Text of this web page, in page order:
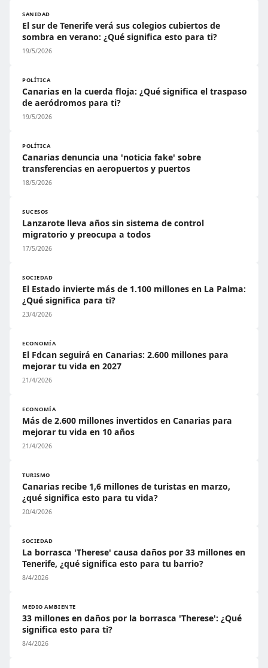
SANIDAD
El sur de Tenerife verá sus colegios cubiertos de
sombra en verano: ¿Qué significa esto para ti?
19/5/2026
POLÍTICA
Canarias en la cuerda floja: ¿Qué significa el traspaso
de aeródromos para ti?
19/5/2026
POLÍTICA
Canarias denuncia una 'noticia fake' sobre
transferencias en aeropuertos y puertos
18/5/2026
SUCESOS
Lanzarote lleva años sin sistema de control
migratorio y preocupa a todos
17/5/2026
SOCIEDAD
El Estado invierte más de 1.100 millones en La Palma:
¿Qué significa para ti?
23/4/2026
ECONOMÍA
El Fdcan seguirá en Canarias: 2.600 millones para
mejorar tu vida en 2027
21/4/2026
ECONOMÍA
Más de 2.600 millones invertidos en Canarias para
mejorar tu vida en 10 años
21/4/2026
TURISMO
Canarias recibe 1,6 millones de turistas en marzo,
¿qué significa esto para tu vida?
20/4/2026
SOCIEDAD
La borrasca 'Therese' causa daños por 33 millones en
Tenerife, ¿qué significa esto para tu barrio?
8/4/2026
MEDIO AMBIENTE
33 millones en daños por la borrasca 'Therese': ¿Qué
significa esto para ti?
8/4/2026